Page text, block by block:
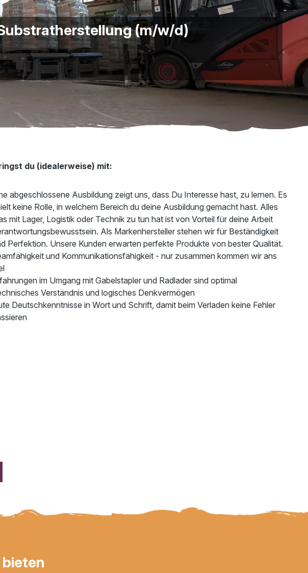
(m/w/d)
du (idealerweise) mit:
abgeschlossene Ausbildung zeigt uns, dass Du Interesse hast, zu lernen. Es
keine Rolle, in welchem Bereich du deine Ausbildung gemacht hast. Alles
mit Lager, Logistik oder Technik zu tun hat ist von Vorteil für deine Arbeit
Als Markenhersteller stehen wir für Beständigkeit
Perfektion. Unsere Kunden erwarten perfekte Produkte von bester Qualität.
und Kommunikationsfähigkeit - nur zusammen kommen wir ans
im Umgang mit Gabelstapler und Radlader sind optimal
Verständnis und logisches Denkvermögen
Deutschkenntnisse in Wort und Schrift, damit beim Verladen keine Fehler
bieten